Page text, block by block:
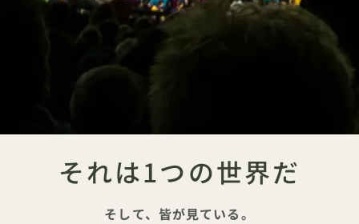
それは1つの世界だ
そして、皆が見ている。